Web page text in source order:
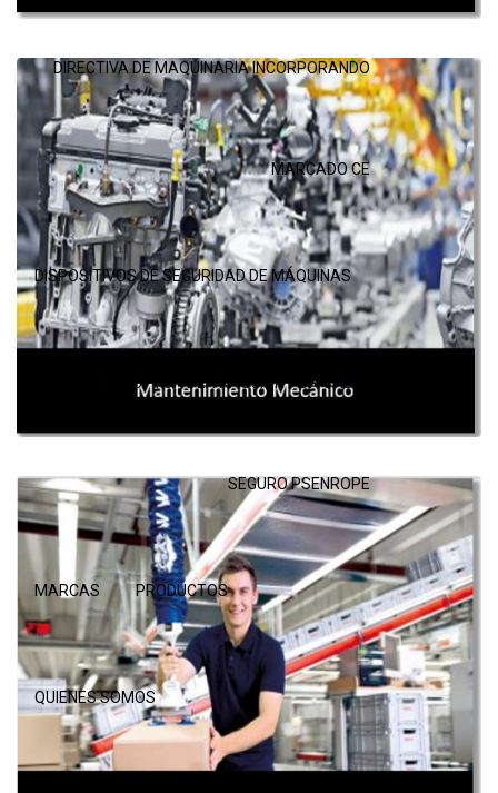
DIRECTIVA DE MAQUINARIA INCORPORANDO
MARCADO CE
DISPOSITIVOS DE SEGURIDAD DE MÁQUINAS
INTERRUPTOR DE TRACCIÓN POR CABLE
SEGURO PSENROPE
MARCAS PRODUCTOS
QUIENES SOMOS